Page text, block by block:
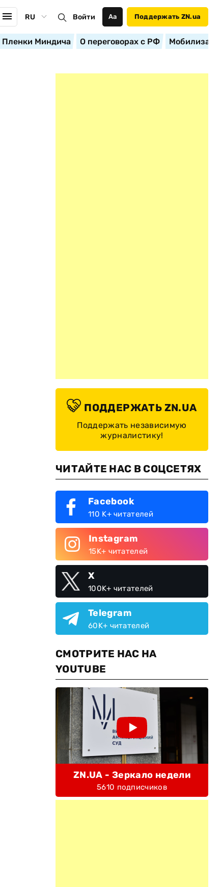
RU Войти Аа Поддержать ZN.ua
Пленки Миндича О переговорах с РФ
ПОДДЕРЖАТЬ ZN.UA
Поддержать независимую
журналистику!
ЧИТАЙТЕ НАС В СОЦСЕТЯХ
Facebook
110 K+ читателей
Instagram
15K+ читателей
X
100K+ читателей
Telegram
60K+ читателей
СМОТРИТЕ НАС НА
YOUTUBE
ZN.UA - Зеркало недели
5610 подписчиков